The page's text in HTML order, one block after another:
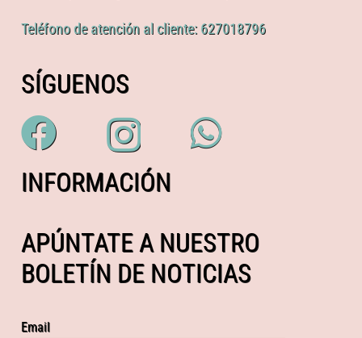
Teléfono de atención al cliente: 627018796
SÍGUENOS
INFORMACIÓN
APÚNTATE A NUESTRO
BOLETÍN DE NOTICIAS
Email